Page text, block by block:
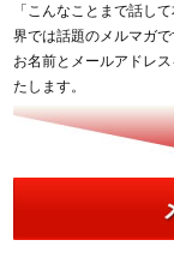
「こんなことまで話し
界では話題のメルマガで
お名前とメールアドレ
たします。